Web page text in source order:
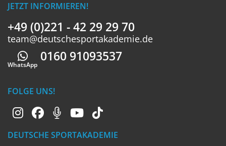
JETZT INFORMIEREN!
+49 (0)221 - 42 29 29 70
team@deutschesportakademie.de
Whatsapp
WhatsApp
0160 91093537
FOLGE UNS!
DEUTSCHE SPORTAKADEMIE